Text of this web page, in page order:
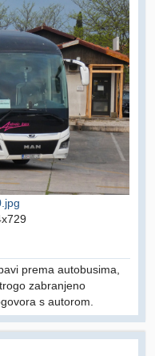
prema autobusima,
zabranjeno
s autorom.